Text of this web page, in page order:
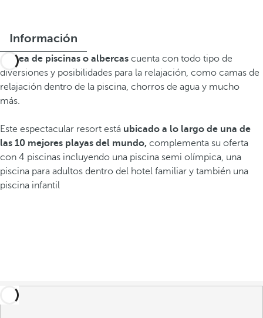
Información
área de piscinas o albercas cuenta con todo tipo de
diversiones y posibilidades para la relajación, como camas de
relajación dentro de la piscina, chorros de agua y mucho
más.
Este espectacular resort está ubicado a lo largo de una de
las 10 mejores playas del mundo, complementa su oferta
con 4 piscinas incluyendo una piscina semi olímpica, una
piscina para adultos dentro del hotel familiar y también una
piscina infantil